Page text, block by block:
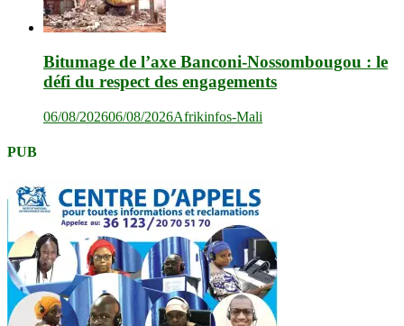
Bitumage de l’axe Banconi-Nossombougou : le
défi du respect des engagements
06/08/202606/08/2026Afrikinfos-Mali
PUB